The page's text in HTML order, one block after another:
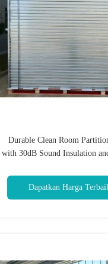
Durable Clean Room
with 30dB Sound Insulation
Dapatkan Harga